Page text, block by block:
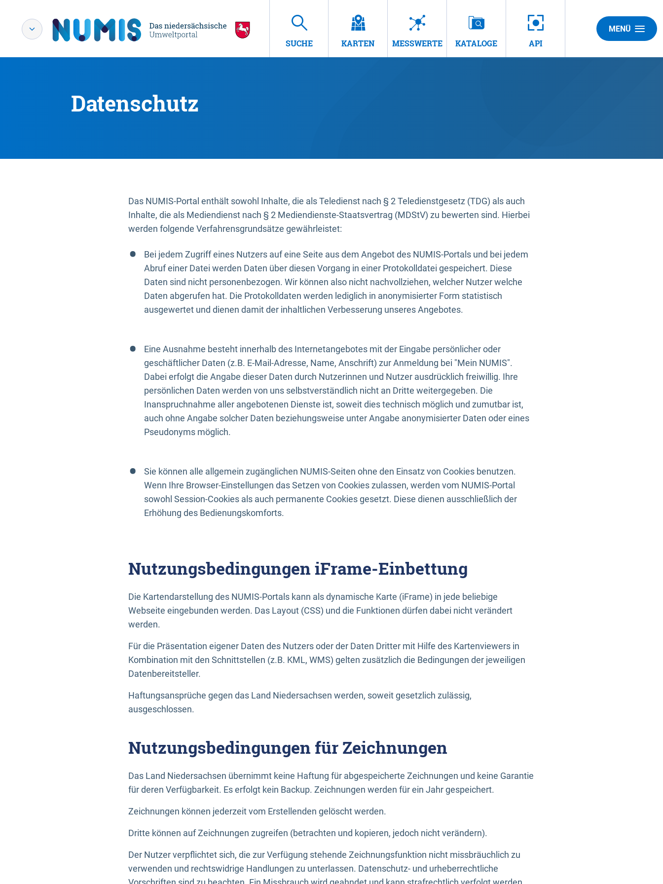
SUCHE KARTEN MESSWERTE KATALOGE API
MENÜ
Datenschutz
Das NUMIS-Portal enthält sowohl Inhalte, die als Teledienst nach § 2 Teledienstgesetz (TDG) als auch
Inhalte, die als Mediendienst nach § 2 Mediendienste-Staatsvertrag (MDStV) zu bewerten sind. Hierbei
werden folgende Verfahrensgrundsätze gewährleistet:
Bei jedem Zugriff eines Nutzers auf eine Seite aus dem Angebot des NUMIS-Portals und bei jedem
Abruf einer Datei werden Daten über diesen Vorgang in einer Protokolldatei gespeichert. Diese
Daten sind nicht personenbezogen. Wir können also nicht nachvollziehen, welcher Nutzer welche
Daten abgerufen hat. Die Protokolldaten werden lediglich in anonymisierter Form statistisch
ausgewertet und dienen damit der inhaltlichen Verbesserung unseres Angebotes.
Eine Ausnahme besteht innerhalb des Internetangebotes mit der Eingabe persönlicher oder
geschäftlicher Daten (z.B. E-Mail-Adresse, Name, Anschrift) zur Anmeldung bei "Mein NUMIS".
Dabei erfolgt die Angabe dieser Daten durch Nutzerinnen und Nutzer ausdrücklich freiwillig. Ihre
persönlichen Daten werden von uns selbstverständlich nicht an Dritte weitergegeben. Die
Inanspruchnahme aller angebotenen Dienste ist, soweit dies technisch möglich und zumutbar ist,
auch ohne Angabe solcher Daten beziehungsweise unter Angabe anonymisierter Daten oder eines
Pseudonyms möglich.
Sie können alle allgemein zugänglichen NUMIS-Seiten ohne den Einsatz von Cookies benutzen.
Wenn Ihre Browser-Einstellungen das Setzen von Cookies zulassen, werden vom NUMIS-Portal
sowohl Session-Cookies als auch permanente Cookies gesetzt. Diese dienen ausschließlich der
Erhöhung des Bedienungskomforts.
Nutzungsbedingungen iFrame-Einbettung
Die Kartendarstellung des NUMIS-Portals kann als dynamische Karte (iFrame) in jede beliebige
Webseite eingebunden werden. Das Layout (CSS) und die Funktionen dürfen dabei nicht verändert
werden.
Für die Präsentation eigener Daten des Nutzers oder der Daten Dritter mit Hilfe des Kartenviewers in
Kombination mit den Schnittstellen (z.B. KML, WMS) gelten zusätzlich die Bedingungen der jeweiligen
Datenbereitsteller.
Haftungsansprüche gegen das Land Niedersachsen werden, soweit gesetzlich zulässig,
ausgeschlossen.
Nutzungsbedingungen für Zeichnungen
Das Land Niedersachsen übernimmt keine Haftung für abgespeicherte Zeichnungen und keine Garantie
für deren Verfügbarkeit. Es erfolgt kein Backup. Zeichnungen werden für ein Jahr gespeichert.
Zeichnungen können jederzeit vom Erstellenden gelöscht werden.
Dritte können auf Zeichnungen zugreifen (betrachten und kopieren, jedoch nicht verändern).
Der Nutzer verpflichtet sich, die zur Verfügung stehende Zeichnungsfunktion nicht missbräuchlich zu
verwenden und rechtswidrige Handlungen zu unterlassen. Datenschutz- und urheberrechtliche